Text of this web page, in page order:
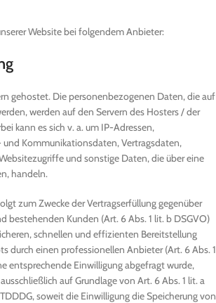
Website bei folgendem Anbieter:
gehostet. Die personenbezogenen Daten, die auf
werden auf den Servern des Hosters / der
kann es sich v. a. um IP-Adressen,
Kommunikationsdaten, Vertragsdaten,
und sonstige Daten, die über eine
handeln.
zum Zwecke der Vertragserfüllung gegenüber
bestehenden Kunden (Art. 6 Abs. 1 lit. b DSGVO)
schnellen und effizienten Bereitstellung
durch einen professionellen Anbieter (Art. 6 Abs. 1
entsprechende Einwilligung abgefragt wurde,
auf Grundlage von Art. 6 Abs. 1 lit. a
soweit die Einwilligung die Speicherung von